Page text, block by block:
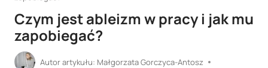
Czym jest ableizm w pracy i jak mu
zapobiegać?
Autor artykułu: Małgorzata Gorczyca-Antosz